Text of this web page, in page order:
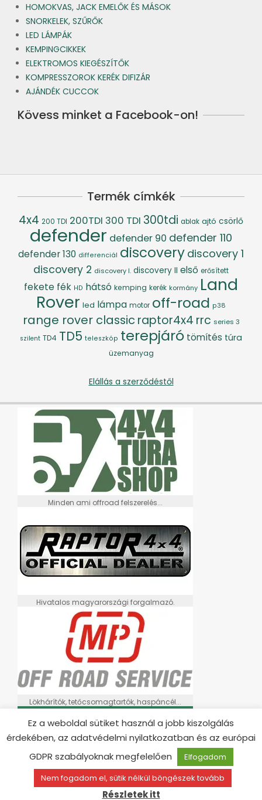
HOMOKVAS, JACK EMELŐK ÉS MÁSOK
SNORKELEK, SZŰRŐK
LED LÁMPÁK
KEMPINGCIKKEK
ELEKTROMOS KIEGÉSZÍTŐK
KOMPRESSZOROK KERÉK DIFIZÁR
AJÁNDÉK CUCCOK
Kövess minket a Facebook-on!
Termék címkék
4x4 200 TDI 200TDI 300 TDI 300tdi ablak ajtó csörlő
defender defender 90 defender 110
defender 130 differenciál discovery discovery 1
discovery 2 discovery I. discovery II első erősített
fekete fék HD hátsó kemping kerék kormány Land
Rover led lámpa motor off-road p38
range rover classic raptor4x4 rrc series 3
szilent TD4 TD5 teleszkóp terepjáró tömítés túra
üzemanyag
Elállás a szerződéstől
Minden ami offroad felszerelés...
Hivatalos magyarországi forgalmazó.
Lökhárítók, tetőcsomagtartók, haspáncél...
Ez a weboldal sütiket használ a jobb kiszolgálás
érdekében, az adatvédelmi nyilatkozatban és az európai
GDPR szabályoknak megfelelően
Elfogadom
Nem fogadom el, sütik nélkül böngészek tovább
Részletek itt